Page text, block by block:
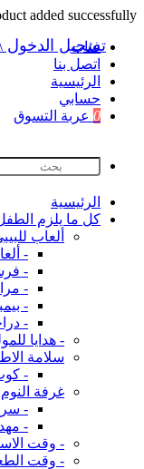
added successfully
فئات
اتصل بنا
اﻟﺮﺋﻴﺴﻴﺔ
حسابي
0 عربة التسوق
اﻟﺮﺋﻴﺴﻴﺔ
كل ما يلزم
ألعاب
-
-
-
-
-
- هدايا
سلامة
-
غرفة النوم
-
-
- وقت
- وقت
تسجيل الدخول